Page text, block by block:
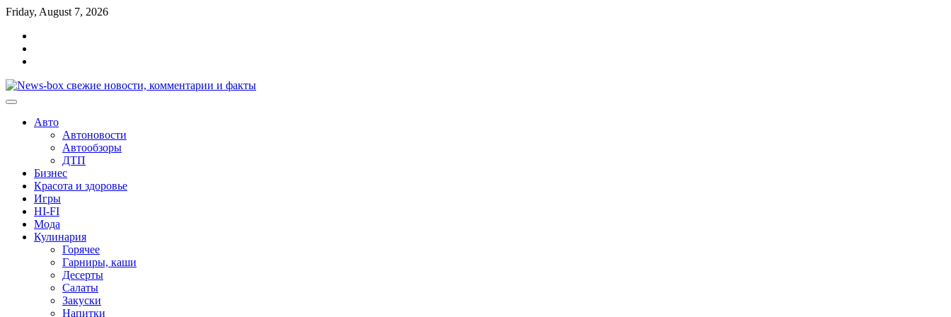
Перейти
содержимому
Friday, August 7, 2026
Авто
Автоновости
Автообзоры
ДТП
Бизнес
Красота и здоровье
Игры
HI-FI
Мода
Кулинария
Горячее
Гарниры, каши
Десерты
Салаты
Закуски
Напитки